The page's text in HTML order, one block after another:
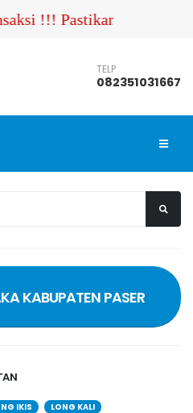
Anda
TELP
082351031667
KABUPATEN PASER
IKIS
LONG KALI